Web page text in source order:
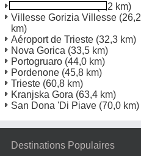
(1,2 km)
Villesse Gorizia Villesse (26,2
km)
Aéroport de Trieste (32,3 km)
Nova Gorica (33,5 km)
Portogruaro (44,0 km)
Pordenone (45,8 km)
Trieste (60,8 km)
Kranjska Gora (63,4 km)
San Dona 'Di Piave (70,0 km)
Destinations Populaires